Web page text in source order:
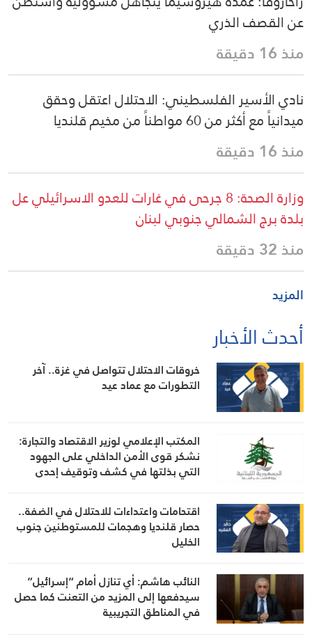
عن القصف الذري
منذ 16 دقيقة
نادي الأسير الفلسطيني: الاحتلال اعتقل وحقق
ميدانياً مع أكثر من 60 مواطناً من مخيم قلنديا
منذ 16 دقيقة
وزارة الصحة: 8 جرحى في غارات للعدو الاسرائيلي عل
بلدة برج الشمالي جنوبي لبنان
منذ 32 دقيقة
المزيد
أحدث الأخبار
خروقات الاحتلال تتواصل في غزة.. آخر
التطورات مع عماد عيد
المكتب الإعلامي لوزير الاقتصاد والتجارة:
نشكر قوى الأمن الداخلي على الجهود
التي بذلتها في كشف وتوقيف إحدى
المشتبه بهن بانتحال صفة “مفتشة في
اقتحامات واعتداءات للاحتلال في الضفة..
حصار قلنديا وهجمات للمستوطنين جنوب
الخليل
النائب هاشم: أي تنازل أمام “إسرائيل”
سيدفعها إلى المزيد من التعنت كما حصل
في المناطق التجريبية